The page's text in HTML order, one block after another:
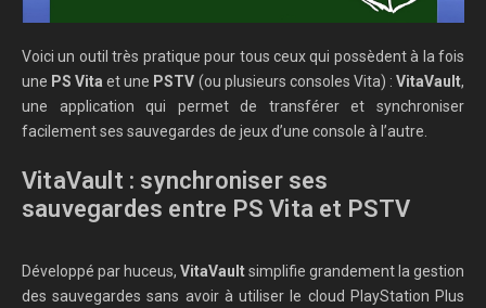
Voici un outil très pratique pour tous ceux qui possèdent à la fois
une PS Vita et une PSTV (ou plusieurs consoles Vita) :VitaVault,
une application qui permet de transférer et synchroniser
facilement ses sauvegardes de jeux d’une console à l’autre.
VitaVault : synchroniser ses
sauvegardes entre PS Vita et PSTV
Développé par huceus, VitaVaultsimplifie grandement la gestion
des sauvegardes sans avoir à utiliser le cloud PlayStation Plus